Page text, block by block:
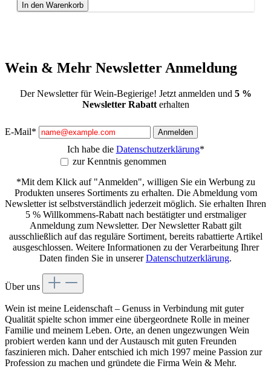
In den Warenkorb
Wein & Mehr Newsletter Anmeldung
Der Newsletter für Wein-Begierige! Jetzt anmelden und 5 %
Newsletter Rabatterhalten
E-Mail* Anmelden
Ich habe die Datenschutzerklärung*
zur Kenntnis genommen
*Mit dem Klick auf "Anmelden", willigen Sie ein Werbung zu
Produkten unseres Sortiments zu erhalten. Die Abmeldung vom
Newsletter ist selbstverständlich jederzeit möglich. Sie erhalten Ihren
5 % Willkommens-Rabatt nach bestätigter und erstmaliger
Anmeldung zum Newsletter. Der Newsletter Rabatt gilt
ausschließlich auf das reguläre Sortiment, bereits rabattierte Artikel
ausgeschlossen. Weitere Informationen zu der Verarbeitung Ihrer
Daten finden Sie in unsererDatenschutzerklärung.
Über uns
Wein ist meine Leidenschaft – Genuss in Verbindung mit guter
Qualität spielte schon immer eine übergeordnete Rolle in meiner
Familie und meinem Leben. Orte, an denen ungezwungen Wein
probiert werden kann und der Austausch mit guten Freunden
faszinieren mich. Daher entschied ich mich 1997 meine Passion zur
Profession zu machen und gründete die Firma Wein & Mehr.